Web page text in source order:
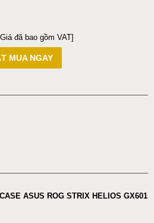
đã bao gồm VAT]
MUA NGAY
ASUS ROG STRIX HELIOS GX601